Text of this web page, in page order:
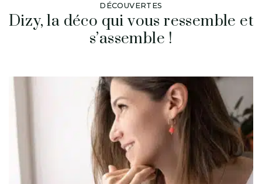
DÉCOUVERTES
Dizy, la déco qui vous ressemble et
s’assemble !